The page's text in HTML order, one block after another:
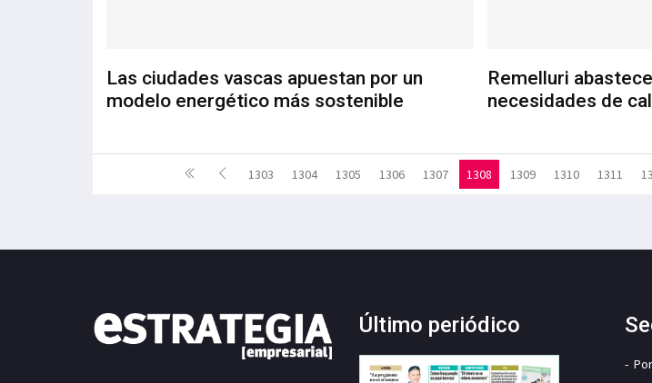
Las ciudades vascas apuestan por un
modelo energético más sostenible
Remelluri
necesidades de
1303 1304 1305 1306 1307 1308 1309 1310 1311
Último periódico